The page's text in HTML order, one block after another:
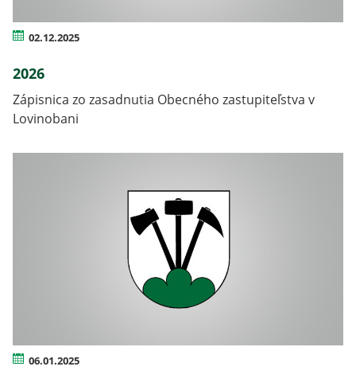
02.12.2025
2026
Zápisnica zo zasadnutia Obecného zastupiteľstva v
Lovinobani
06.01.2025